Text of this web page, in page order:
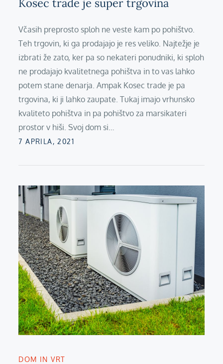
Kosec trade je super trgovina
Včasih preprosto sploh ne veste kam po pohištvo.
Teh trgovin, ki ga prodajajo je res veliko. Najtežje je
izbrati že zato, ker pa so nekateri ponudniki, ki sploh
ne prodajajo kvalitetnega pohištva in to vas lahko
potem stane denarja. Ampak Kosec trade je pa
trgovina, ki ji lahko zaupate. Tukaj imajo vrhunsko
kvaliteto pohištva in pa pohištvo za marsikateri
prostor v hiši. Svoj dom si…
Posted
7 APRILA, 2021
DOM IN VRT